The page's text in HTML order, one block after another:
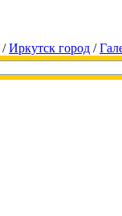
/Иркутск город /